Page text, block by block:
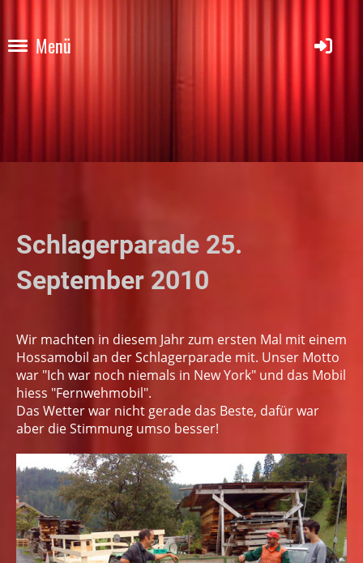
Menü
Schlagerparade 25.
September 2010
Wir machten in diesem Jahr zum ersten Mal mit einem
Hossamobil an der Schlagerparade mit. Unser Motto
war "Ich war noch niemals in New York" und das Mobil
hiess "Fernwehmobil".
Das Wetter war nicht gerade das Beste, dafür war
aber die Stimmung umso besser!